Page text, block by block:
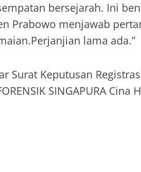
bersejarah. Ini
Prabowo menjawab
lama ada.”
Surat Keputusan
SINGAPURA Cina